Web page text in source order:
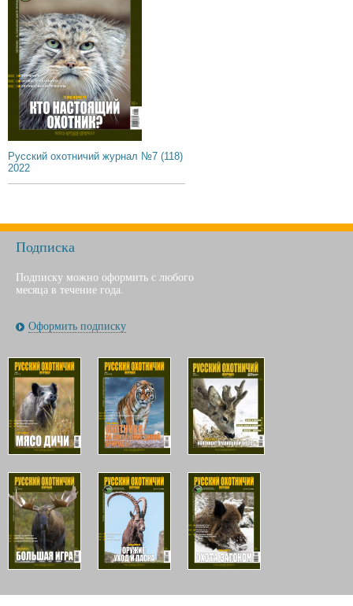
Русский охотничий журнал №7 (118)
2022
Подписка
Подписку можно оформить с любого
месяца в течение года.
Оформить подписку